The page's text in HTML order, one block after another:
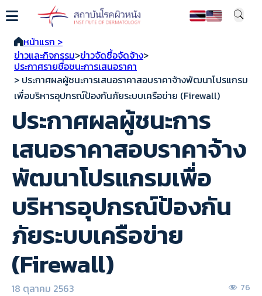
หน้าแรก >
ข่าวและกิจกรรม>ข่าวจัดซื้อจัดจ้าง>
ประกาศรายชื่อชนะการเสนอราคา
> ประกาศผลผู้ชนะการเสนอราคาสอบราคาจ้างพัฒนาโปรแกรม
เพื่อบริหารอุปกรณ์ป้องกันภัยระบบเครือข่าย (Firewall)
ประกาศผลผู้ชนะการ
เสนอราคาสอบราคาจ้าง
พัฒนาโปรแกรมเพื่อ
บริหารอุปกรณ์ป้องกัน
ภัยระบบเครือข่าย
(Firewall)
18 ตุลาคม 2563 76